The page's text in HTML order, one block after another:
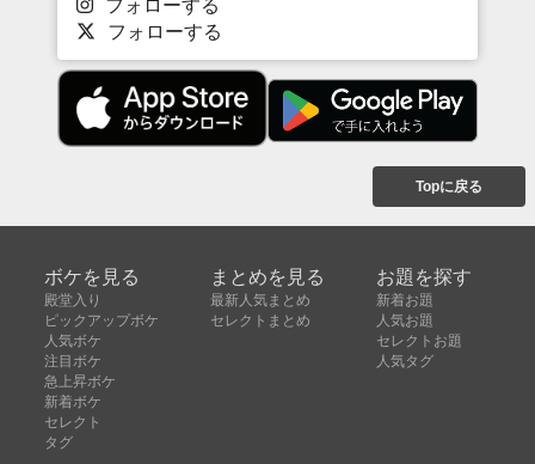
フォローする
フォローする
Topに戻る
ボケを見る
殿堂入り
ピックアップボケ
人気ボケ
注目ボケ
急上昇ボケ
新着ボケ
セレクト
タグ
まとめを見る
最新人気まとめ
セレクトまとめ
お題を探す
新着お題
人気お題
セレクトお題
人気タグ